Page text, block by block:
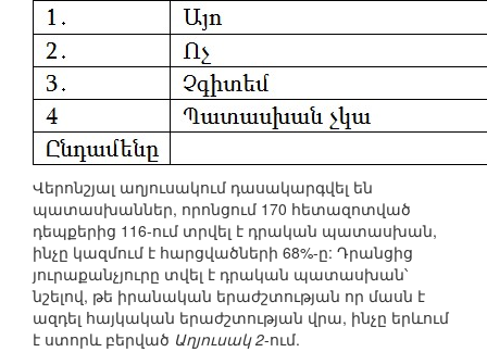
Վերոնշյալ աղյուսակում դասակարգվել են
պատասխաններ, որոնցում 170 հետազոտված
դեպքերից 116-ում տրվել է դրական պատասխան,
ինչը կազմում է հարցվածների 68%-ը: Դրանցից
յուրաքանչյուրը տվել է դրական պատասխան՝
նշելով, թե իրանական երաժշտության որ մասն է
ազդել հայկական երաժշտության վրա, ինչը երևում
է ստորև բերված Աղյուսակ 2-ում.